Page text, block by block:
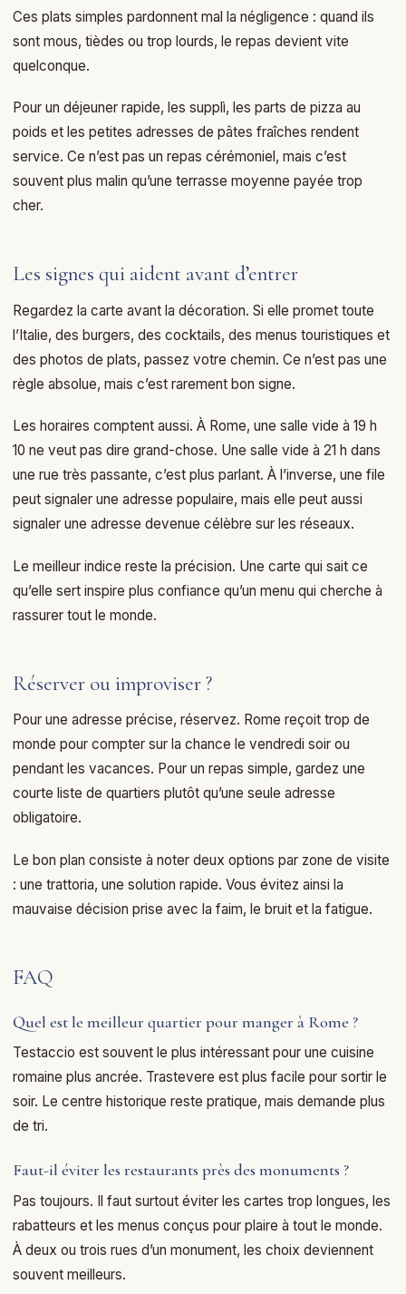
Ces plats simples pardonnent mal la négligence : quand ils
sont mous, tièdes ou trop lourds, le repas devient vite
quelconque.
Pour un déjeuner rapide, les supplì, les parts de pizza au
poids et les petites adresses de pâtes fraîches rendent
service. Ce n’est pas un repas cérémoniel, mais c’est
souvent plus malin qu’une terrasse moyenne payée trop
cher.
Les signes qui aident avant d’entrer
Regardez la carte avant la décoration. Si elle promet toute
l’Italie, des burgers, des cocktails, des menus touristiques et
des photos de plats, passez votre chemin. Ce n’est pas une
règle absolue, mais c’est rarement bon signe.
Les horaires comptent aussi. À Rome, une salle vide à 19 h
10 ne veut pas dire grand-chose. Une salle vide à 21 h dans
une rue très passante, c’est plus parlant. À l’inverse, une file
peut signaler une adresse populaire, mais elle peut aussi
signaler une adresse devenue célèbre sur les réseaux.
Le meilleur indice reste la précision. Une carte qui sait ce
qu’elle sert inspire plus confiance qu’un menu qui cherche à
rassurer tout le monde.
Réserver ou improviser ?
Pour une adresse précise, réservez. Rome reçoit trop de
monde pour compter sur la chance le vendredi soir ou
pendant les vacances. Pour un repas simple, gardez une
courte liste de quartiers plutôt qu’une seule adresse
obligatoire.
Le bon plan consiste à noter deux options par zone de visite
: une trattoria, une solution rapide. Vous évitez ainsi la
mauvaise décision prise avec la faim, le bruit et la fatigue.
FAQ
Quel est le meilleur quartier pour manger à Rome ?
Testaccio est souvent le plus intéressant pour une cuisine
romaine plus ancrée. Trastevere est plus facile pour sortir le
soir. Le centre historique reste pratique, mais demande plus
de tri.
Faut-il éviter les restaurants près des monuments ?
Pas toujours. Il faut surtout éviter les cartes trop longues, les
rabatteurs et les menus conçus pour plaire à tout le monde.
À deux ou trois rues d’un monument, les choix deviennent
souvent meilleurs.